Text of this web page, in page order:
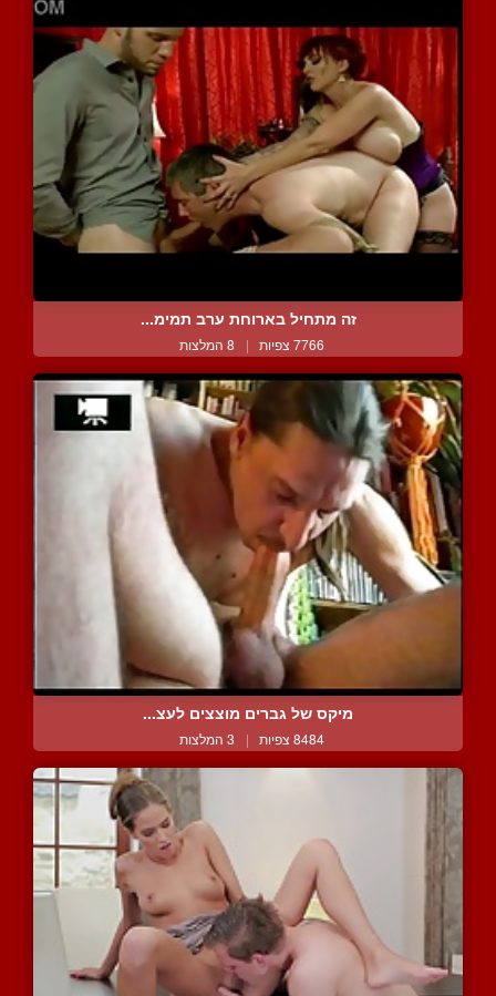
זה מתחיל בארוחת ערב תמימ...
7766 צפיות | 8 המלצות
מיקס של גברים מוצצים לעצ...
8484 צפיות | 3 המלצות